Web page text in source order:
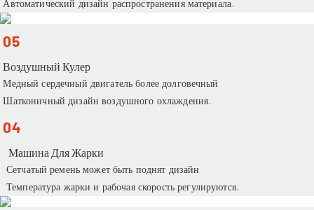
04
Машина Для Жарки
Сетчатый ремень может быть поднят дизайн
Температура жарки и рабочая скорость регулируются.
05
Воздушный Кулер
Медный сердечный двигатель более долговечный
Шатконичный дизайн воздушного охлаждения.
Автоматический дизайн распространения материала.